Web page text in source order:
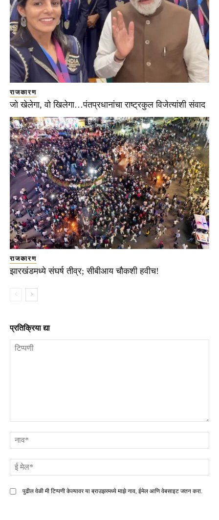
राजकारण
जो खेलेगा, वो खिलेगा…पंतप्रधानांचा राष्ट्रकुल विजेत्यांशी संवाद
राजकारण
झारखंडमध्ये संघर्ष तीव्र; सीबीआय चौकशी हवीच!
प्रतिक्रिया द्या
पुढील वेळी मी टिप्पणी केल्यावर या ब्राउझरमध्ये माझे नाव, ईमेल आणि वेबसाइट जतन करा.